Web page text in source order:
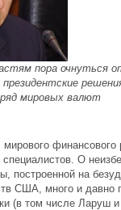
пора очнуться от
мировых валют
финансового
О
построенной на
США, много и давно
(в том числе Ларуш